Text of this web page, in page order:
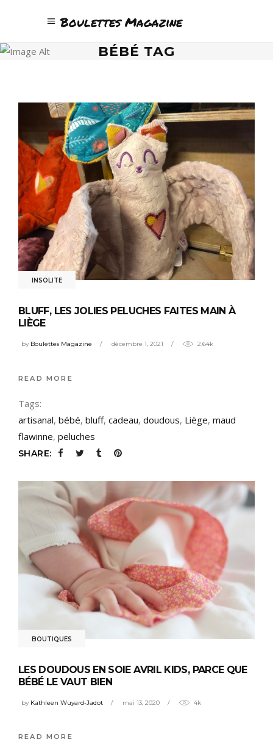
Boulettes Magazine
BÉBÉ TAG
INSOLITE
BLUFF, LES JOLIES PELUCHES FAITES MAIN À
LIÈGE
by Boulettes Magazine décembre 1, 2021 2.64k
READ MORE
Tags:
artisanal, bébé, bluff, cadeau, doudous, Liège, maud
flawinne, peluches
SHARE:
BOUTIQUES
LES DOUDOUS EN SOIE AVRIL KIDS, PARCE QUE
BÉBÉ LE VAUT BIEN
by Kathleen Wuyard-Jadot mai 13, 2020 4k
READ MORE